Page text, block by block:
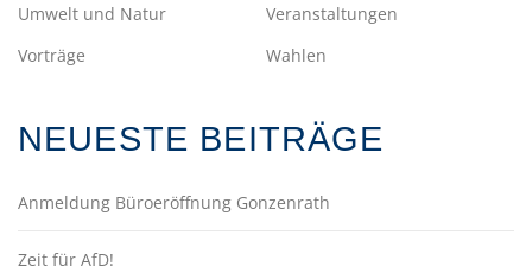
Umwelt und Natur
Veranstaltungen
Vorträge
Wahlen
NEUESTE BEITRÄGE
Anmeldung Büroeröffnung Gonzenrath
Zeit für AfD!